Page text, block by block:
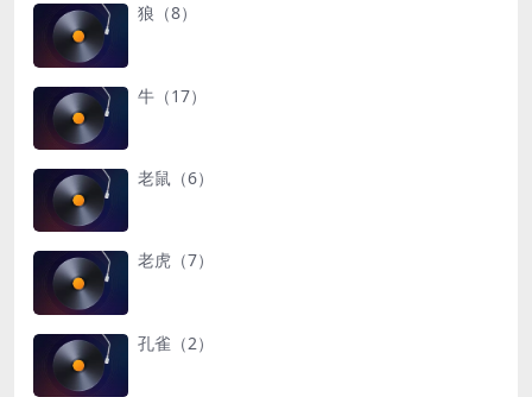
狼（8）
牛（17）
老鼠（6）
老虎（7）
孔雀（2）